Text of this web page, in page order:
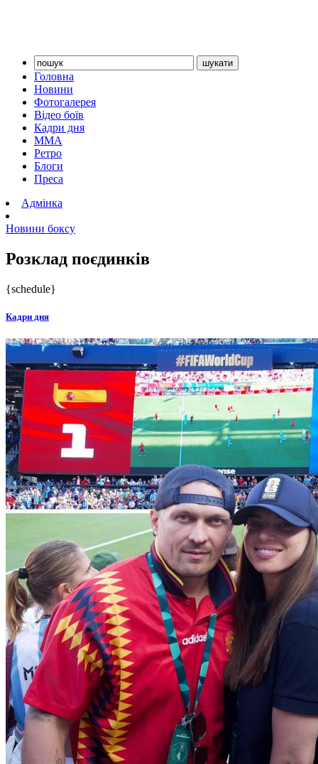
Головна
Новини
Фотогалерея
Відео боїв
Кадри дня
ММА
Ретро
Блоги
Преса
Адмінка
Новини боксу
Розклад поєдинків
{schedule}
Кадри дня